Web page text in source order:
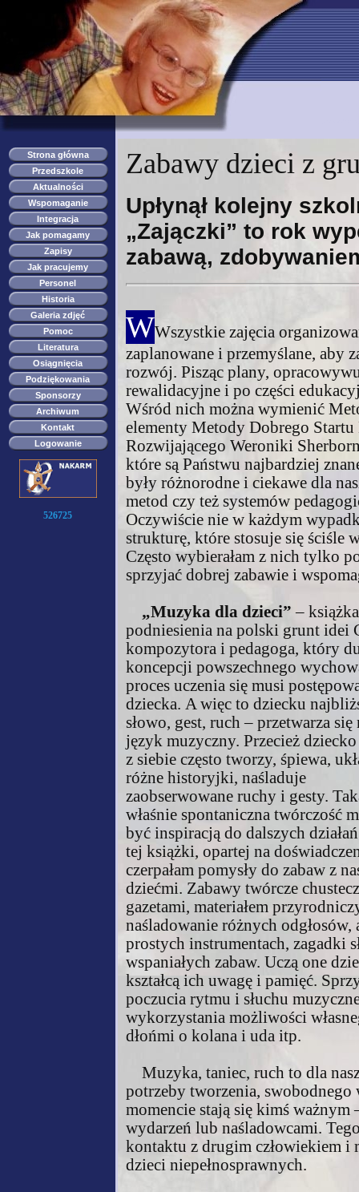
Strona główna
Przedszkole
Aktualności
Wspomaganie
Integracja
Jak pomagamy
Zapisy
Jak pracujemy
Personel
Historia
Galeria zdjęć
Pomoc
Literatura
Osiągnięcia
Podziękowania
Sponsorzy
Archiwum
Kontakt
Logowanie
526725
Zabawy dzieci z
Upłynął kolejny
„Zajączki” to rok
zabawą,
WWszystkie zajęcia
zaplanowane i przemyślane, aby
rozwój. Pisząc plany,
rewalidacyjne i po części
Wśród nich można wymienić
elementy Metody Dobrego
Rozwijającego Weroniki
które są Państwu najbardziej
były różnorodne i ciekawe dla
metod czy też systemów
Oczywiście nie w każdym
strukturę, które stosuje się ściśle
Często wybierałam z nich tylko
sprzyjać dobrej zabawie i
„Muzyka dla dzieci” –
podniesienia na polski grunt idei
kompozytora i pedagoga, który
koncepcji powszechnego
proces uczenia się musi
dziecka. A więc to dziecku
słowo, gest, ruch – przetwarza się
język muzyczny. Przecież dziecko
z siebie często tworzy, śpiewa,
różne historyjki, naśladuje
zaobserwowane ruchy i gesty.
właśnie spontaniczna twórczość
być inspiracją do dalszych
tej książki, opartej na
czerpałam pomysły do zabaw z
dziećmi. Zabawy twórcze
gazetami, materiałem
naśladowanie różnych
prostych instrumentach, zagadki
wspaniałych zabaw. Uczą one
kształcą ich uwagę i pamięć.
poczucia rytmu i słuchu
wykorzystania możliwości
dłońmi o kolana i uda itp.
Muzyka, taniec, ruch to dla
potrzeby tworzenia,
momencie stają się kimś
wydarzeń lub naśladowcami.
kontaktu z drugim człowiekiem i
dzieci niepełnosprawnych.